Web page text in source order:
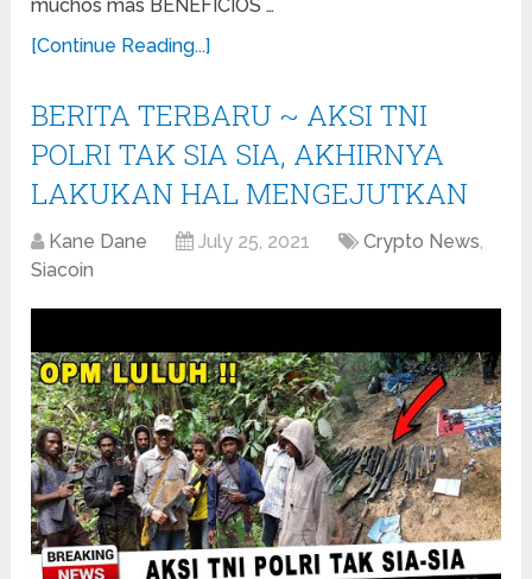
muchos más BENEFICIOS …
[Continue Reading...]
BERITA TERBARU ~ AKSI TNI
POLRI TAK SIA SIA, AKHIRNYA
LAKUKAN HAL MENGEJUTKAN
Kane Dane July 25, 2021 Crypto News,
Siacoin